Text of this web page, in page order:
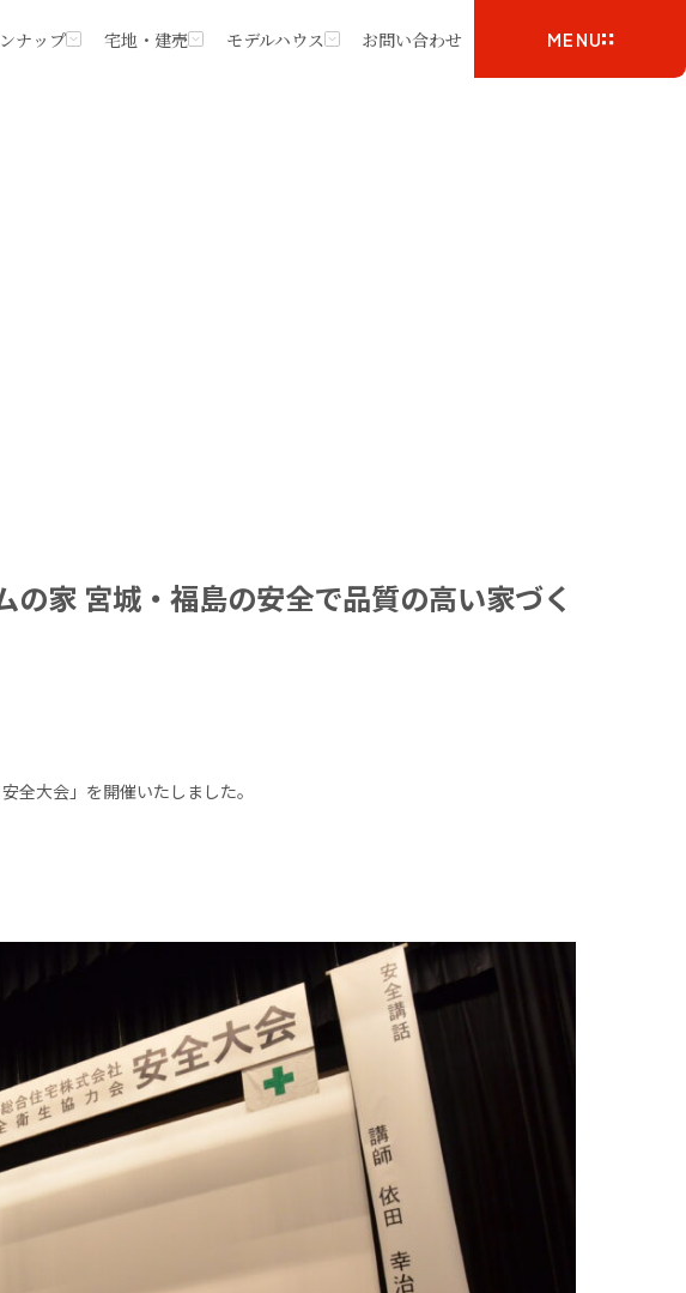
ナップ 宅地・建売 モデルハウス お問い合わせ
家 宮城・福島の安全で品質の高い家づく
全大会」を開催いたしました。